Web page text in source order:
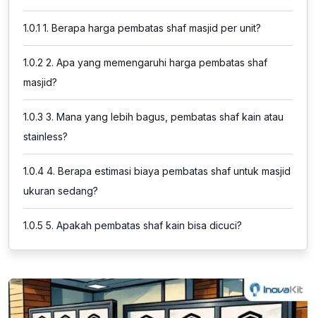
1.0.1 1. Berapa harga pembatas shaf masjid per unit?
1.0.2 2. Apa yang memengaruhi harga pembatas shaf
masjid?
1.0.3 3. Mana yang lebih bagus, pembatas shaf kain atau
stainless?
1.0.4 4. Berapa estimasi biaya pembatas shaf untuk masjid
ukuran sedang?
1.0.5 5. Apakah pembatas shaf kain bisa dicuci?